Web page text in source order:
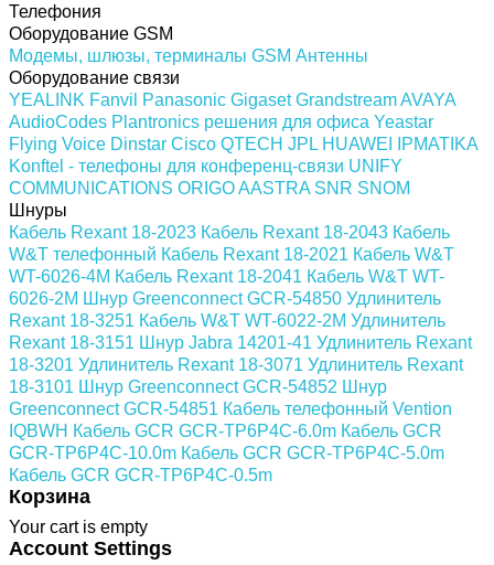
Телефония
Оборудование GSM
Модемы, шлюзы, терминалы GSM Антенны
Оборудование связи
YEALINK Fanvil Panasonic Gigaset GrandstreamAVAYA
AudioCodes Plantronics решения для офиса Yeastar
Flying Voice Dinstar Cisco QTECH JPL HUAWEI
IPMATIKA
Konftel - телефоны для конференц-связи UNIFY
COMMUNICATIONS ORIGOAASTRA SNR SNOM
Шнуры
Кабель Rexant 18-2023 Кабель Rexant 18-2043 Кабель
W&T телефонный Кабель Rexant 18-2021 Кабель W&T
WT-6026-4M Кабель Rexant 18-2041 Кабель W&T WT-
6026-2M Шнур Greenconnect GCR-54850 Удлинитель
Rexant 18-3251 Кабель W&T WT-6022-2M Удлинитель
Rexant 18-3151 Шнур Jabra 14201-41 Удлинитель Rexant
18-3201 Удлинитель Rexant 18-3071 Удлинитель Rexant
18-3101 Шнур Greenconnect GCR-54852 Шнур
Greenconnect GCR-54851 Кабель телефонный Vention
IQBWH Кабель GCR GCR-TP6P4C-6.0m Кабель GCR
GCR-TP6P4C-10.0m Кабель GCR GCR-TP6P4C-5.0m
Кабель GCR GCR-TP6P4C-0.5m
Корзина
Your cart is empty
Account Settings